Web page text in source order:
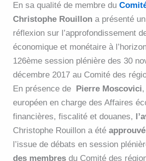
En sa qualité de membre du
Christophe Rouillon a présenté
réflexion sur l’approfondissement
économique et monétaire à
126ème session plénière des 30
décembre 2017 au Comité des
En présence de Pierre Moscovici
européen en charge des Affaires
financières, fiscalité et douanes,
Christophe Rouillon a étéapprouvé
l’issue de débats en session
des membres du Comité des